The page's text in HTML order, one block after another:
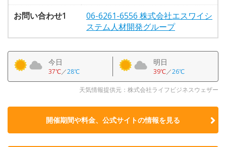
お問い合わせ1
06-6261-6556 株式会社エスワイシ
ステム人材開発グループ
今日
37℃／28℃
明日
39℃／26℃
天気情報提供元：株式会社ライフビジネスウェザー
開催期間や料金、公式サイトの情報を見る